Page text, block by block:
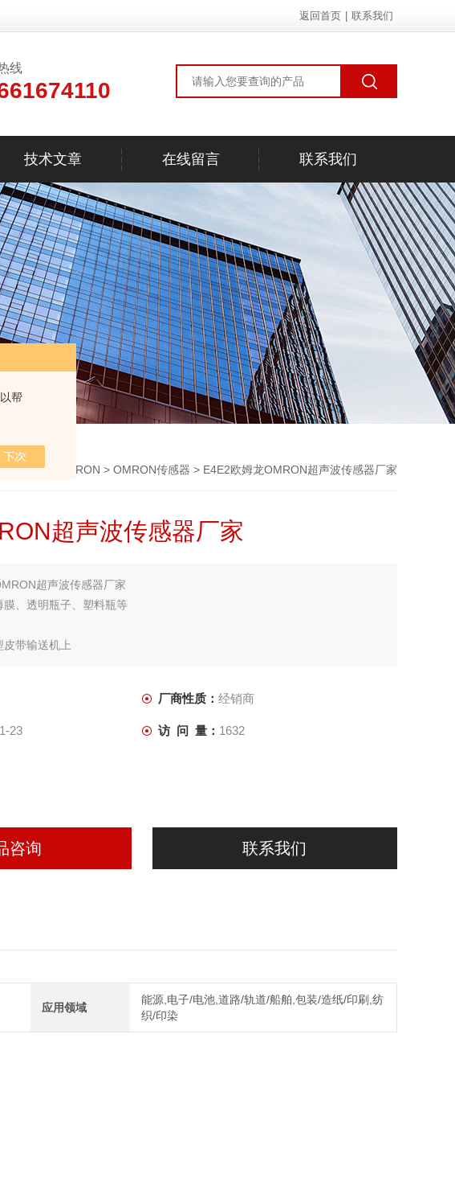
帮
返回首页 联系我们
线
技术文章 在线留言 联系我们
日本欧姆龙OMRON > OMRON传感器 > E4E2欧姆龙OMRON超声波传感器厂家
超声波传感器厂家
超声波传感器厂家
、透明瓶子、塑料瓶等
带输送机上
厂商性质： 经销商
23 访 问 量： 1632
咨询 联系我们
应用领域
能源,电子/电池,道路/轨道/船舶,包装/造纸/印刷,纺
织/印染